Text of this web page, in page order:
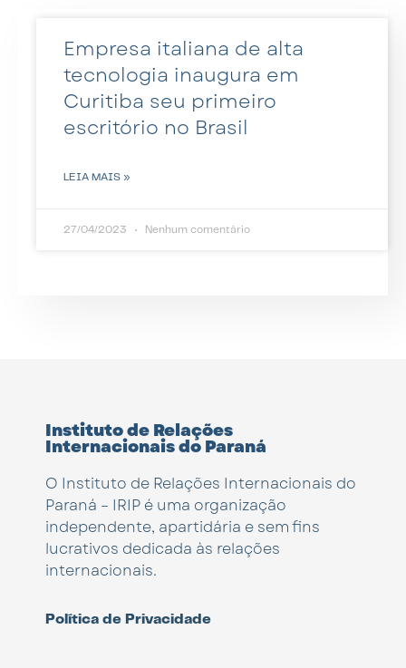
Empresa italiana de alta
tecnologia inaugura em
Curitiba seu primeiro
escritório no Brasil
LEIA MAIS »
27/04/2023 Nenhum comentário
Instituto de Relações
Internacionais do Paraná
O Instituto de Relações Internacionais do
Paraná – IRIP é uma organização
independente, apartidária e sem fins
lucrativos dedicada às relações
internacionais.
Política de Privacidade